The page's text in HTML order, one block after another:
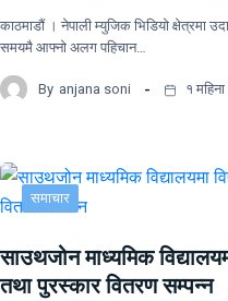
काठमाडौं । नेपाली म्युजिक भिडियो क्षेत्रमा
समयमै आफ्नो अलग पहिचान…
By anjana soni १
समाचार
साउथजोन माध्यमिक
तथा पुरस्कार वितरण सम्पन्न